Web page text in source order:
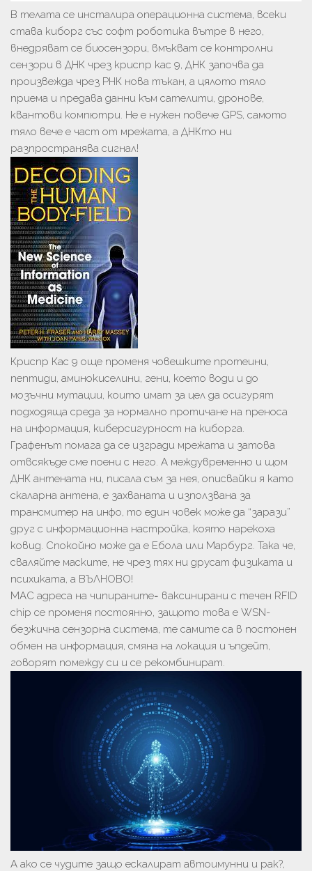
В телата се инсталира операционна система, всеки
става киборг със софт роботика вътре в него,
внедряват се биосензори, вмъкват се контролни
сензори в ДНК чрез криспр кас 9, ДНК започва да
произвежда чрез РНК нова тъкан, а цялото тяло
приема и предава данни към сателити, дронове,
квантови компютри. Не е нужен повече GPS, самото
тяло вече е част от мрежата, а ДНКто ни
разпространява сигнал!
Криспр Кас 9 още променя човешките протеини,
пептиди, аминокиселини, гени, което води и до
мозъчни мутации, които имат за цел да осигурят
подходяща среда за нормално протичане на преноса
на информация, киберсигурност на киборга.
Графенът помага да се изгради мрежата и затова
отвсякъде сме поени с него. А междувременно и щом
ДНК антената ни, писала съм за нея, описвайки я като
скаларна антена, е захваната и използвана за
трансмитер на инфо, то един човек може да “зарази”
друг с информационна настройка, която нарекоха
ковид. Спокойно може да е Ебола или Марбург. Така че,
сваляйте маските, не чрез тях ни друсат физиката и
психиката, а ВЪЛНОВО!
MAC адреса на чипираните= ваксинирани с течен RFID
chip се променя постоянно, защото това е WSN-
безжична сензорна система, те самите са в постонен
обмен на информация, смяна на локация и ъпдейт,
говорят помежду си и се рекомбинират.
А ако се чудите защо ескалират автоимунни и рак?,